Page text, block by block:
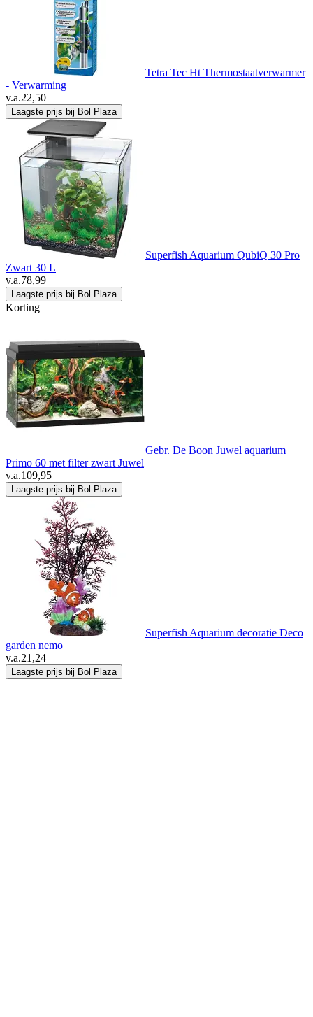
Tetra Tec Ht Thermostaatverwarmer
- Verwarming
v.a.22,50
Laagste prijs bij Bol Plaza
Superfish Aquarium QubiQ 30 Pro
Zwart 30 L
v.a.78,99
Laagste prijs bij Bol Plaza
Korting
Gebr. De Boon Juwel aquarium
Primo 60 met filter zwart Juwel
v.a.109,95
Laagste prijs bij Bol Plaza
Superfish Aquarium decoratie Deco
garden nemo
v.a.21,24
Laagste prijs bij Bol Plaza